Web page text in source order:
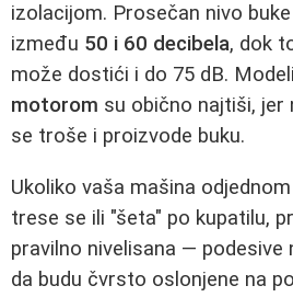
izolacijom. Prosečan nivo
između 50 i 60 decibela, dok
može dostići i do 75 dB.
motorom su obično najtiši, jer
se troše i proizvode buku.
Ukoliko vaša mašina
trese se ili "šeta" po kupatilu,
pravilno nivelisana — podesive
da budu čvrsto oslonjene na